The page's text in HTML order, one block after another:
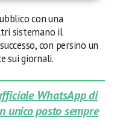
con una
sistemano il
con persino un
sui giornali.
WhatsApp di
unico posto sempre